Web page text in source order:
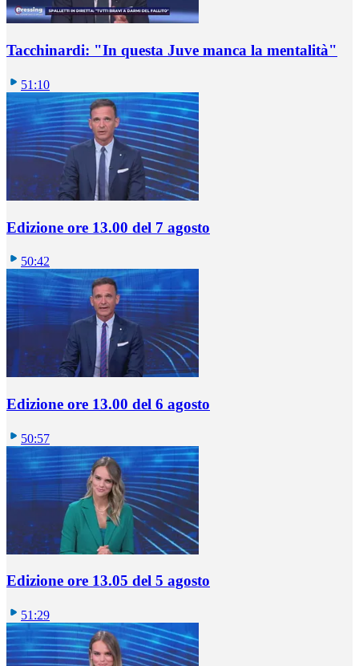
Tacchinardi: "In questa Juve manca la mentalità"
51:10
Edizione ore 13.00 del 7 agosto
50:42
Edizione ore 13.00 del 6 agosto
50:57
Edizione ore 13.05 del 5 agosto
51:29